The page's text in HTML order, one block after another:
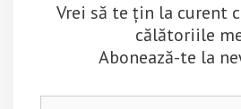
Vrei să te țin la curent
călătoriile
Abonează-te la